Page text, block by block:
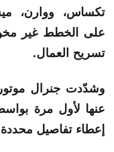
تكساس، ووارن،
على الخطط غير
تسريح العمال.
وشدّدت جنرال
عنها لأول مرة
إعطاء تفاصيل